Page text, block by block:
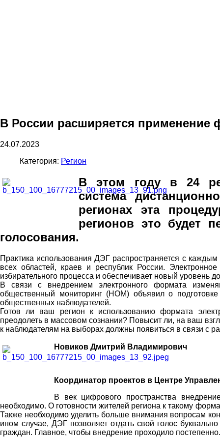
В России расширяется применение
24.07.2023
Категория: Регион
В этом году в 24
система
регионах эта
регионов это будет
голосования.
Практика использования ДЭГ распространяется с
всех областей, краев и республик России.
избирательного процесса и обеспечивает новый уровень
В связи с внедрением электронного формата
общественный мониторинг (НОМ) объявил о
общественных наблюдателей.
Готов ли ваш регион к использованию формата
преодолеть в массовом сознании? Повысит ли, на ваш
к наблюдателям на выборах должны появиться в связи с
Новиков Дмитрий Владимирович
Координатор проектов в Центре
В век цифрового пространства
необходимо. О готовности жителей региона к такому
Также необходимо уделить больше внимания вопросам
ином случае, ДЭГ позволяет отдать свой голос
граждан. Главное, чтобы внедрение проходило